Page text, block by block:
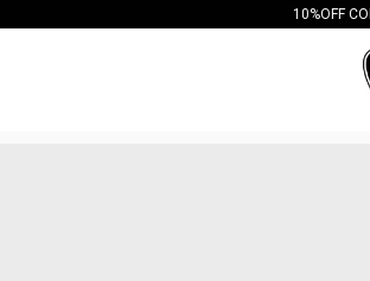
ENVIO GRATIS EN